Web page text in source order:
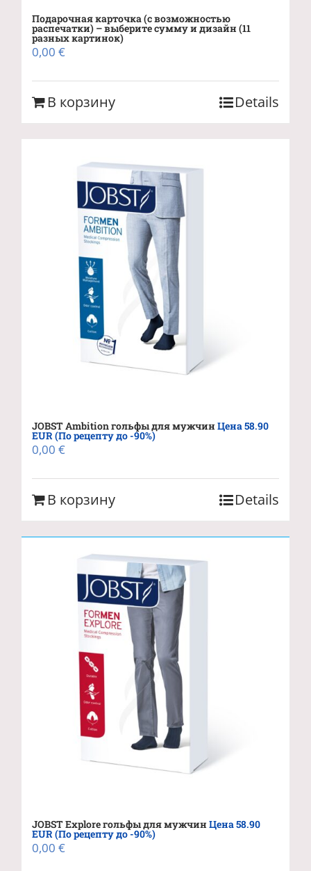
Подарочная карточка (с возможностью
распечатки) – выберите сумму и дизайн (11
разных картинок)
0,00 €
В корзину Details
JOBST Ambition гольфы для мужчин Цена 58.90
EUR (По рецепту до -90%)
0,00 €
В корзину Details
JOBST Explore гольфы для мужчин Цена 58.90
EUR (По рецепту до -90%)
0,00 €